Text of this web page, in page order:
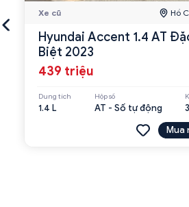
Xe cũ Hồ
Hyundai Accent 1.4 AT
Biệt 2023
439 triệu
Dung tích
1.4 L
Hộp số
AT - Số tự động
Mua